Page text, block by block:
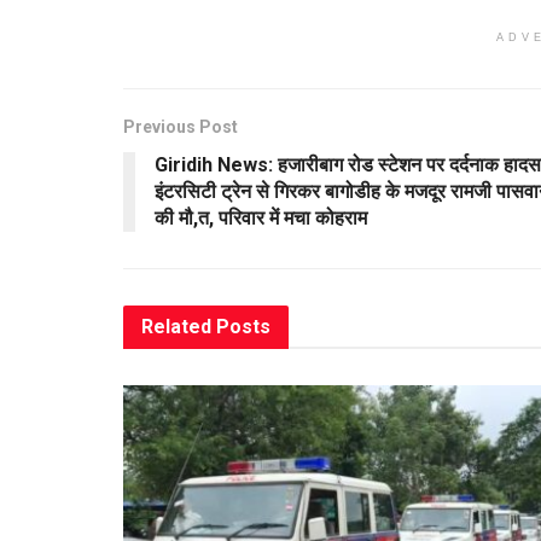
Previous Post
Giridih News: हजारीबाग रोड स्टेशन पर दर्दनाक
इंटरसिटी ट्रेन से गिरकर बागोडीह के मजदूर रामजी
की मौ,त, परिवार में मचा कोहराम
Related Posts